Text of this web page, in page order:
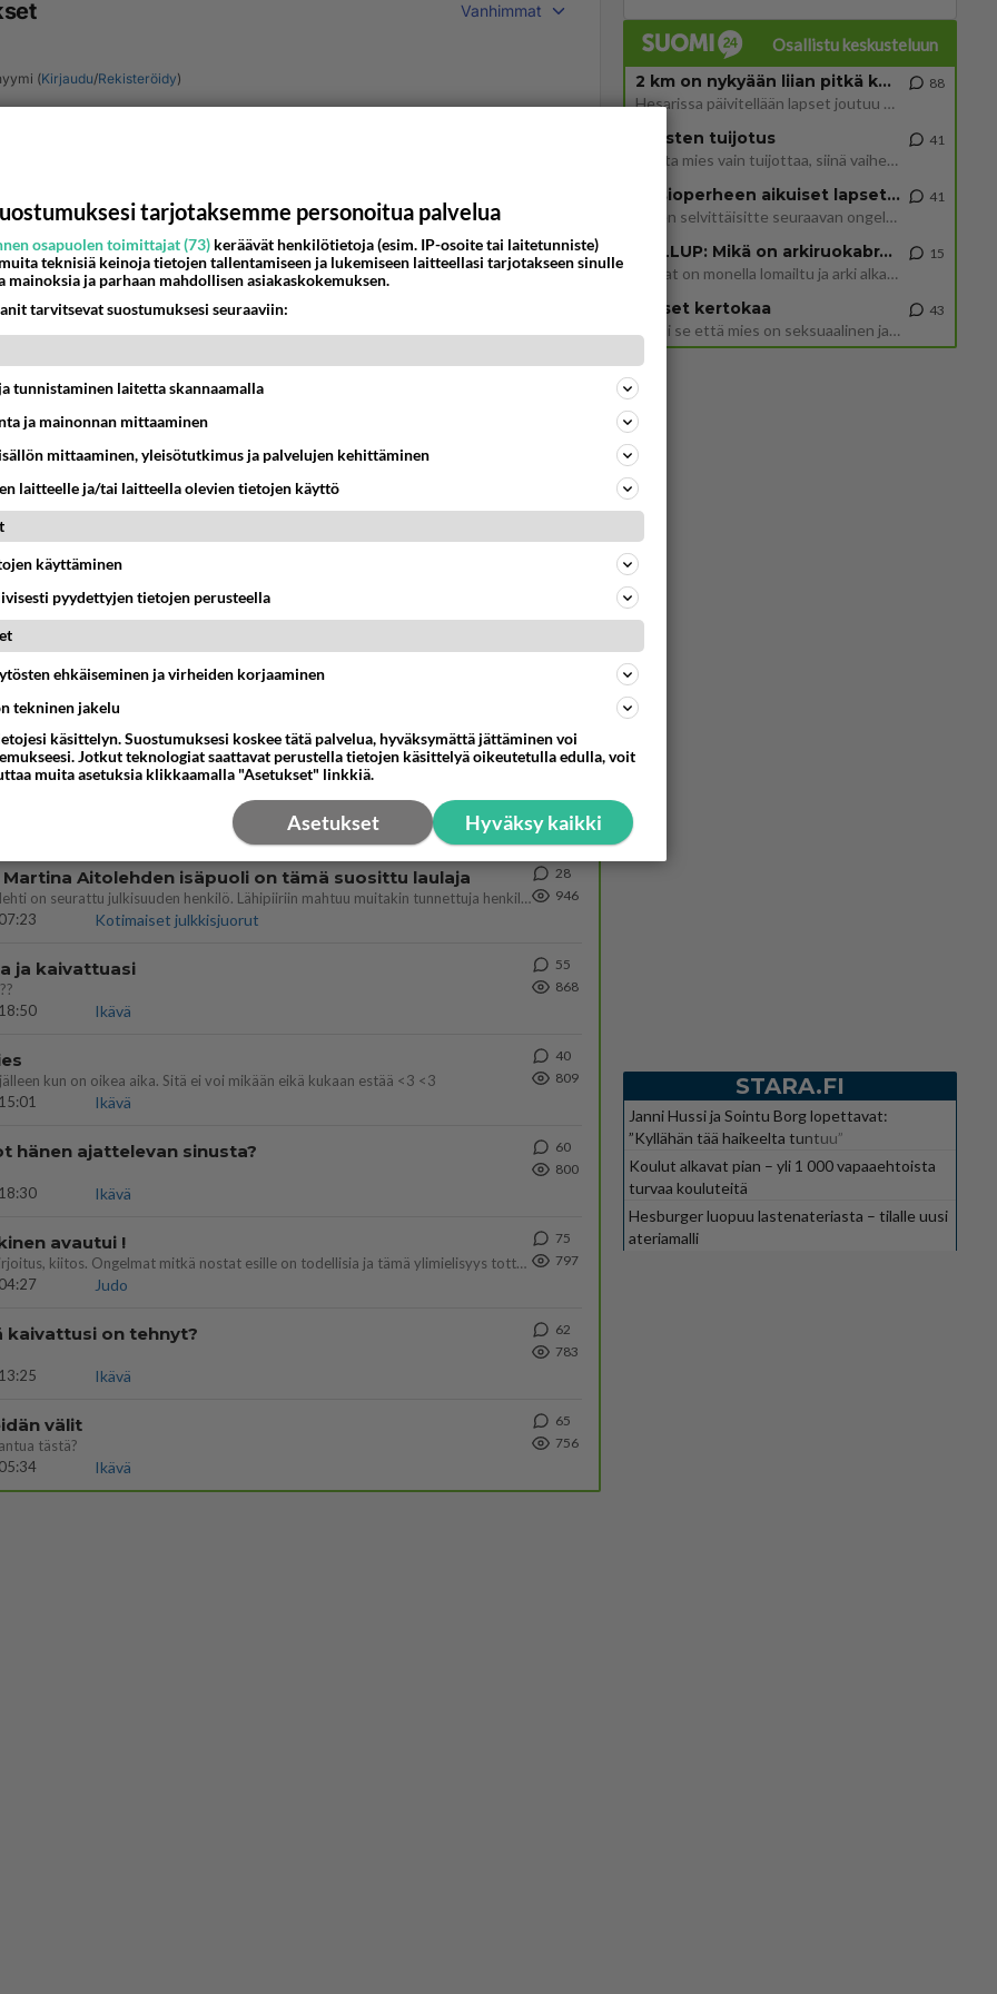
Vanhimmat
(Kirjaudu/Rekisteröidy)
Lähetä
Takaisin ylös
KESKUSTELUT
parisuhteessa?
Siinäpä se kysymys on otsikossa. Mitäpä siis tuot/toisit pöytään parisuhteessa? Oletko mies vai nainen? Koetko sen mitä
1711
Kotimaiset julkkisjuorut
liian pitkä koulumatka
972
Aitolehden isäpuoli on tämä suosittu laulaja
Martina Aitolehti on seurattu julkisuuden henkilö. Lähipiiriin mahtuu muitakin tunnettuja henkilöitä. Tiesitkö, että Ma
Kotimaiset julkkisjuorut
28
946
ja kaivattuasi
Ikävä
55
868
kun on oikea aika. Sitä ei voi mikään eikä kukaan estää <3 <3
Ikävä
40
809
hänen ajattelevan sinusta?
Ikävä
60
800
avautui !
Olipa hyvä kirjoitus, kiitos. Ongelmat mitkä nostat esille on todellisia ja tämä ylimielisyys totta ja se näkyy kaikessa
Judo
75
797
kaivattusi on tehnyt?
Ikävä
62
783
välit
tästä?
Ikävä
65
756
Osallistu keskusteluun
2 km on nykyään liian pitkä koulumatka
Hesarissa päivitellään lapset joutuu nyt kulkemaan 2 km kouluun jösses. Ruostefillarilla tuo matka menee vaikka miten äk
88
Miesten tuijotus
Mutta mies vain tuijottaa, siinä vaiheessa käännän itse pään pois. Mikä juttu? Yleensä jos joku tuijottaa tai katsoo, hä
41
Uusioperheen aikuiset lapset tyhjentää jääkaapin käydessään
Miten selvittäisitte seuraavan ongelman, meillä on uusioperhe, minulla teini-ikäiset lapset ja puolisolla aikuiset, jotk
41
GALLUP: Mikä on arkiruokabravuurisi?
Lomat on monella lomailtu ja arki alkaa. Se voi tarkoittaa myös sitä, että grillailut on grillattu ja palataan arjen ruo
15
Naiset kertokaa
Miksi se että mies on seksuaalinen ja haluaa seksiä ja te olette hänen mielestänne haluttava on vastenmielistä? Mikä sii
43
STARA.FI
Janni Hussi ja Sointu Borg lopettavat:
”Kyllähän tää haikeelta tuntuu”
Koulut alkavat pian – yli 1 000 vapaaehtoista
turvaa kouluteitä
Hesburger luopuu lastenateriasta – tilalle uusi
ateriamalli
tarjotaksemme personoitua palvelua
osapuolen toimittajat (73) keräävät henkilötietoja (esim. IP-osoite tai laitetunniste)
teknisiä keinoja tietojen tallentamiseen ja lukemiseen laitteellasi tarjotakseen sinulle
ja parhaan mahdollisen asiakaskokemuksen.
tarvitsevat suostumuksesi seuraaviin:
tunnistaminen laitetta skannaamalla
ja mainonnan mittaaminen
mittaaminen, yleisötutkimus ja palvelujen kehittäminen
laitteelle ja/tai laitteella olevien tietojen käyttö
käyttäminen
pyydettyjen tietojen perusteella
ehkäiseminen ja virheiden korjaaminen
tekninen jakelu
käsittelyn. Suostumuksesi koskee tätä palvelua, hyväksymättä jättäminen voi
Jotkut teknologiat saattavat perustella tietojen käsittelyä oikeutetulla edulla, voit
muita asetuksia klikkaamalla "Asetukset" linkkiä.
Hyväksy kaikki
Asetukset